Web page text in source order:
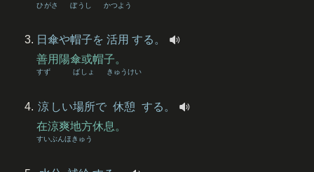
日傘
ひがさ
や帽子
ぼうし
を 活用
かつよう
する。
善用陽傘或帽子。
涼
すず
しい場所
ばしょ
で 休憩
きゅうけい
する。
在涼爽地方休息。
すいぶんほきゅう